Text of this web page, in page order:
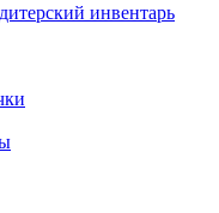
инвентарь